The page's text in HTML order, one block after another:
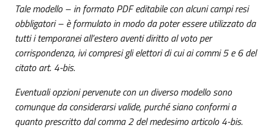
Tale modello – in formato PDF editabile con alcuni campi resi
obbligatori – è formulato in modo da poter essere utilizzato da
tutti i temporanei all’estero aventi diritto al voto per
corrispondenza, ivi compresi gli elettori di cui ai commi 5 e 6 del
citato art. 4-bis.
Eventuali opzioni pervenute con un diverso modello sono
comunque da considerarsi valide, purché siano conformi a
quanto prescritto dal comma 2 del medesimo articolo 4-bis.